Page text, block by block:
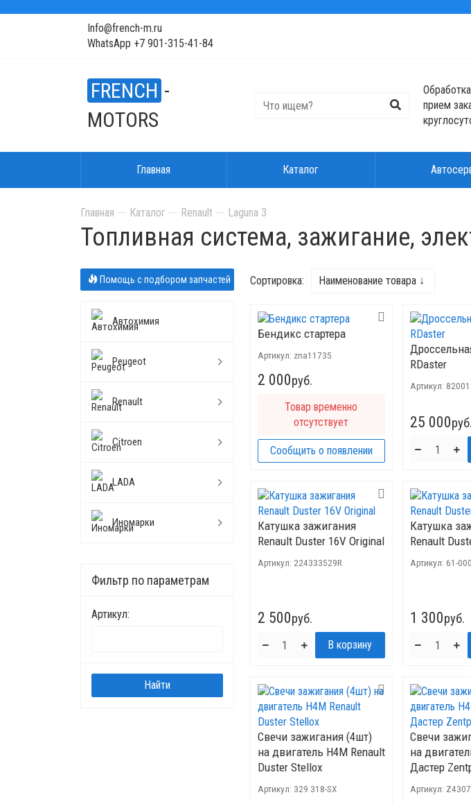
Info@french-m.ru
WhatsApp +7 901-315-41-84
FRENCH -
MOTORS
прием
Главная Каталог
Главная Каталог Renault Laguna 3
Топливная система, зажигание,
Помощь с подбором запчастей
Автохимия
Peugeot
Renault
Citroen
LADA
Иномарки
Фильтр по параметрам
Артикул:
Сортировка: Наименование товара ↓
Бендикс стартера
Артикул: znа11735
2 000руб.
Товар временно
отсутствует
Сообщить о появлении
RDaster
Артикул:
25 000руб.
Катушка зажигания
Renault Duster 16V Original
Артикул: 224333529R
2 500руб.
Катушка
Renault
Артикул: 61-
1 300руб.
Свечи зажигания (4шт)
на двигатель H4M Renault
Duster Stellox
Артикул: 329 318-SX
Свечи
на
Дастер
Артикул: